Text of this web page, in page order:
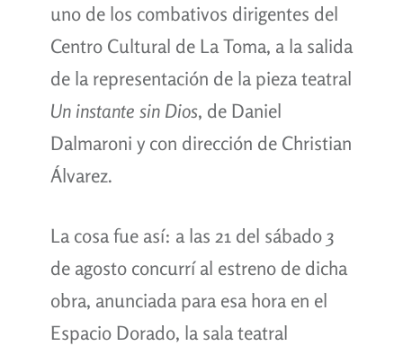
uno de los combativos dirigentes del
Centro Cultural de La Toma, a la salida
de la representación de la pieza teatral
Un instante sin Dios, de Daniel
Dalmaroni y con dirección de Christian
Álvarez.
La cosa fue así: a las 21 del sábado 3
de agosto concurrí al estreno de dicha
obra, anunciada para esa hora en el
Espacio Dorado, la sala teatral